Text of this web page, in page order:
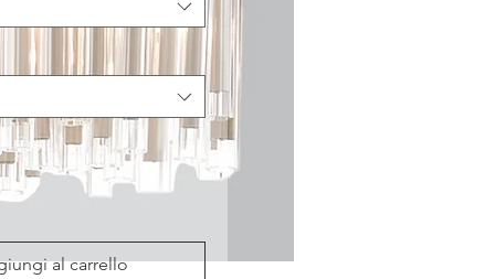
al carrello